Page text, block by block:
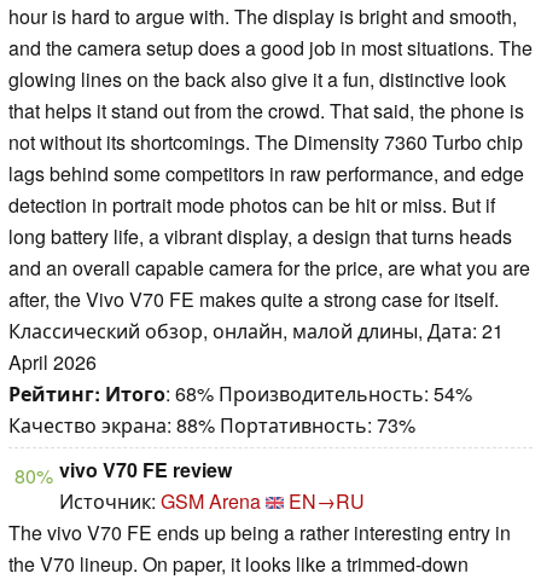
hour is hard to argue with. The display is bright and smooth,
and the camera setup does a good job in most situations. The
glowing lines on the back also give it a fun, distinctive look
that helps it stand out from the crowd. That said, the phone is
not without its shortcomings. The Dimensity 7360 Turbo chip
lags behind some competitors in raw performance, and edge
detection in portrait mode photos can be hit or miss. But if
long battery life, a vibrant display, a design that turns heads
and an overall capable camera for the price, are what you are
after, the Vivo V70 FE makes quite a strong case for itself.
Классический обзор, онлайн, малой длины, Дата: 21
April 2026
Рейтинг: Итого: 68% Производительность: 54%
Качество экрана: 88% Портативность: 73%
80% vivo V70 FE review
Источник: GSM Arena
EN→RU
The vivo V70 FE ends up being a rather interesting entry in
the V70 lineup. On paper, it looks like a trimmed-down